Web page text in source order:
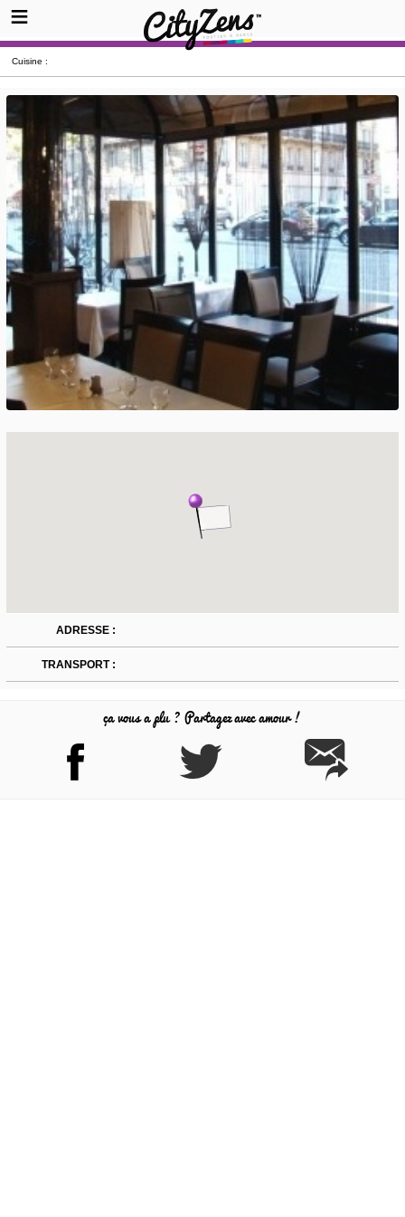
Cuisine :
ADRESSE :
TRANSPORT :
ça vous a plu ? Partagez avec amour !